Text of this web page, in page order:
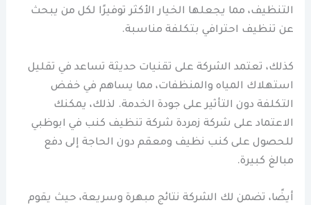
التنظيف، مما يجعلها الخيار الأكثر توفيرًا لكل من يبحث
عن تنظيف احترافي بتكلفة مناسبة.
كذلك، تعتمد الشركة على تقنيات حديثة تساعد في تقليل
استهلاك المياه والمنظفات، مما يساهم في خفض
التكلفة دون التأثير على جودة الخدمة. لذلك، يمكنك
الاعتماد على شركة زمردة شركة تنظيف كنب في ابوظبي
للحصول على كنب نظيف ومعقم دون الحاجة إلى دفع
مبالغ كبيرة.
أيضًا، تضمن لك الشركة نتائج مبهرة وسريعة، حيث يقوم